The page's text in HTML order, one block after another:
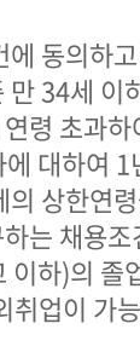
동의하
34세 이
령 초과하
대하여
상한연
는 채용조
하)의 졸
취업이 가